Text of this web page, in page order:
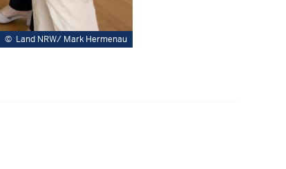
© Land NRW/ Mark Hermenau